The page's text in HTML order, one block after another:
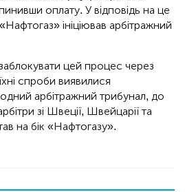
оплату. У відповідь на це
ініціював арбітражний
цей процес через
спроби виявилися
арбітражний трибунал, до
зі Швеції, Швейцарії та
на бік «Нафтогазу».